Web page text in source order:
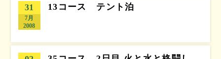
31
7月
2008
13コース テント泊